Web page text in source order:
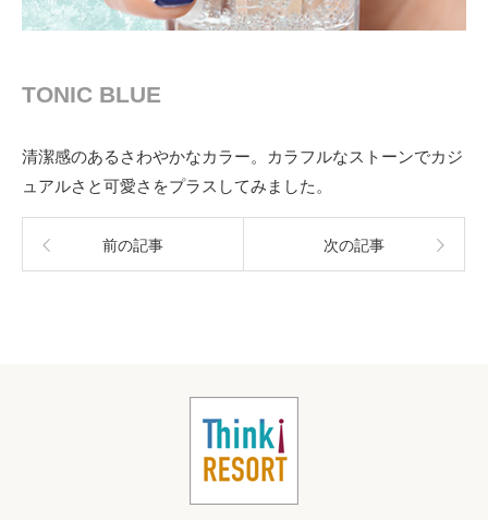
TONIC BLUE
清潔感のあるさわやかなカラー。カラフルなストーンでカジ
ュアルさと可愛さをプラスしてみました。
前の記事 次の記事